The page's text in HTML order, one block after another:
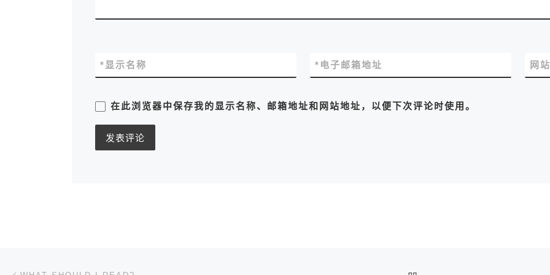
显示名称
* 电子邮箱地址
* 网
在此浏览器中保存我的显示名称、邮箱地址和网站地址，以便下次评论时使用。
文章导航